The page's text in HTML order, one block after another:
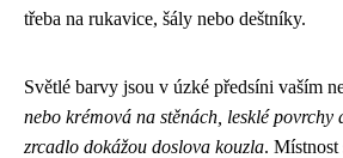
třeba na rukavice, šály nebo deštníky.
Světlé barvy jsou v úzké předsíni vaším
nebo krémová na stěnách, lesklé povrchy
zrcadlo dokážou doslova kouzla. Místnost